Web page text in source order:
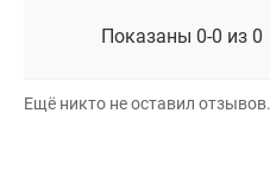
Показаны 0-0 из 0
Ещё никто не оставил отзывов.